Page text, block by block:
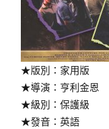
★版別：家用版
★導演：亨利金恩
★級別：保護級
★發音：英語